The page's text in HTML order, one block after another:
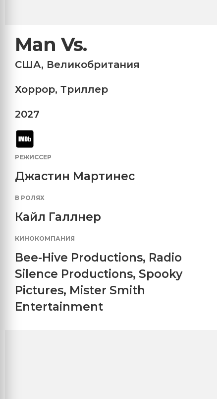
Man Vs.
США, Великобритания
Хоррор, Триллер
2027
РЕЖИССЕР
Джастин Мартинес
В РОЛЯХ
Кайл Галлнер
КИНОКОМПАНИЯ
Bee-Hive Productions, Radio
Silence Productions, Spooky
Pictures, Mister Smith
Entertainment